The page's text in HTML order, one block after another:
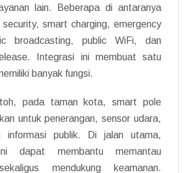
lain. Beberapa di antaranya
smart charging, emergency
broadcasting, public WiFi, dan
Integrasi ini membuat satu
banyak fungsi.
pada taman kota, smart pole
untuk penerangan, sensor udara,
informasi publik. Di jalan utama,
dapat membantu memantau
mendukung keamanan.